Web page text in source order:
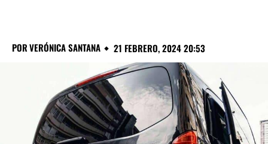
PORVERÓNICA SANTANA 21 FEBRERO, 2024 20:53